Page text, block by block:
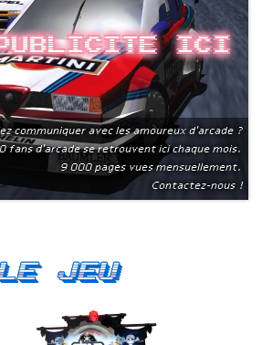
publicite ici
communiquer avec les amoureux d'arcade ?
fans d'arcade se retrouvent ici chaque mois.
9 000 pages vues mensuellement.
Contactez-nous !
Jeu